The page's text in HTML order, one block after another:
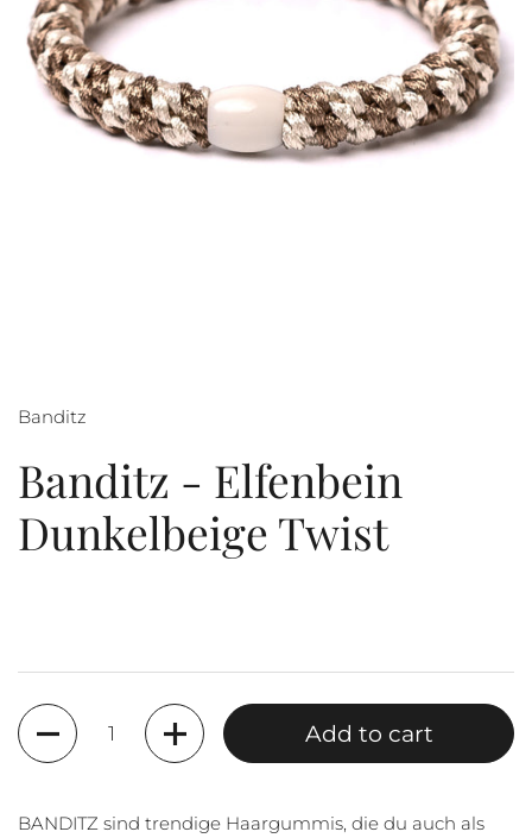
Banditz
Banditz - Elfenbein
Dunkelbeige Twist
Quantity
Add to cart
BANDITZ sind trendige Haargummis, die du auch als